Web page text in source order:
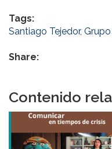
Tags:
Santiago Tejedor,
Share:
Contenido